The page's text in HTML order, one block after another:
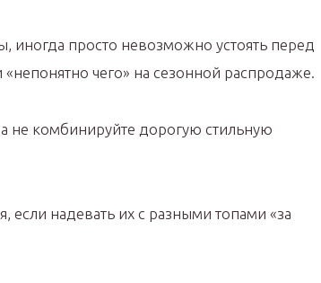
просто невозможно устоять перед
чего» на сезонной распродаже.
не комбинируйте дорогую стильную
надевать их с разными топами «за